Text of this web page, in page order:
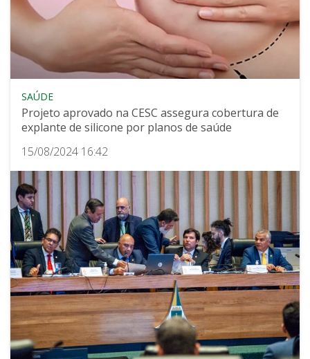
SAÚDE
Projeto aprovado na CESC assegura cobertura de
explante de silicone por planos de saúde
15/08/2024 16:42